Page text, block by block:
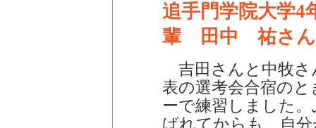
追手門学院大学
輩 田中 祐さん
吉田さんと中牧さ
表の選考会合宿の
ーで練習しました
ばれてからも、自